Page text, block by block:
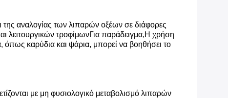
της αναλογίας των λιπαρών οξέων σε διάφορες
λειτουργικών τροφίμωνΓια παράδειγμα,Η χρήση
καρύδια και ψάρια, μπορεί να βοηθήσει το
με μη φυσιολογικό μεταβολισμό λιπαρών